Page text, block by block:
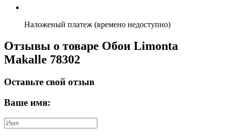
Наложеный платеж (времено недоступно)
Отзывы о товаре Обои Limonta
Makalle 78302
Оставьте свой отзыв
Ваше имя: